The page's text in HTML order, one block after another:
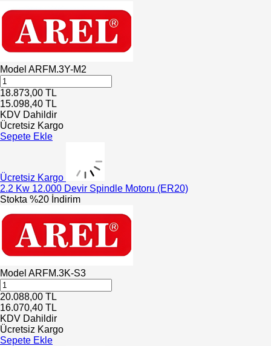
Model ARFM.3Y-M2
18.873,00 TL
15.098,40 TL
KDV Dahildir
Ücretsiz Kargo
Sepete Ekle
Ücretsiz Kargo
2.2 Kw 12.000 Devir Spindle Motoru (ER20)
Stokta %20 İndirim
Model ARFM.3K-S3
20.088,00 TL
16.070,40 TL
KDV Dahildir
Ücretsiz Kargo
Sepete Ekle